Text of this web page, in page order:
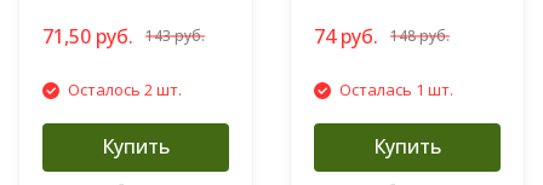
71,50 руб. 143 руб.
Осталось 2 шт.
Купить
74 руб. 148 руб.
Осталась 1 шт.
Купить